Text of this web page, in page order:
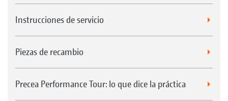
Instrucciones de servicio
Piezas de recambio
Precea Performance Tour: lo que dice la práctica